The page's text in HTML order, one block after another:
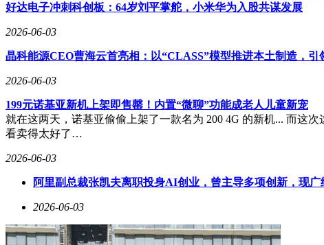
好达电子冲刺科创板：64岁刘平掌舵，小米华为入股共谋发展
2026-06-03
晶科能源CEO曹海云首亮相：以“CLASS”模型推进本土制造，引
2026-06-03
199元诺基亚新机上架即售罄！内置“微聊”功能成老人儿童新宠
就在这两天，诺基亚偷偷上架了一款名为 200 4G 的新机... 而这
看卖得太好了…
2026-06-03
阿里副总裁张凯夫离职投身AI创业，曾主导多项创新，现
2026-06-03